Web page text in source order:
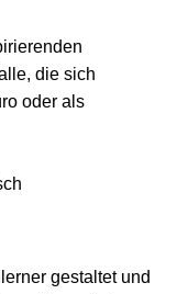
die sich
oder als
gestaltet und